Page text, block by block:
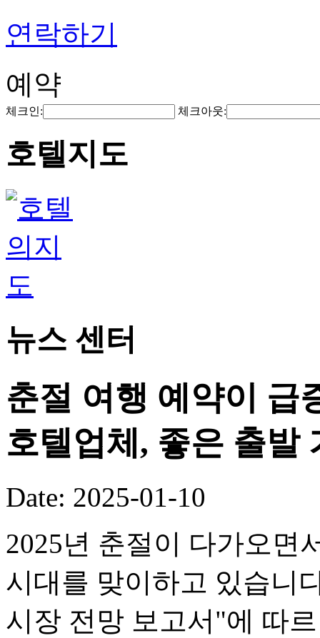
연락하기
예약
체크인: 체크아웃:
호텔지도
뉴스 센터
춘절 여행 예약이 급
호텔업체, 좋은 출발
Date: 2025-01-10
2025년 춘절이 다가오면
시대를 맞이하고 있습니
시장 전망 보고서"에 따